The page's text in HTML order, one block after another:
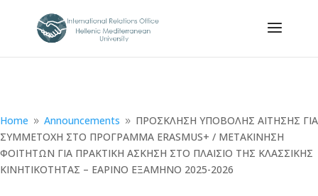
Home 9 Announcements 9 ΠΡΟΣΚΛΗΣΗ ΥΠΟΒΟΛΗΣ ΑΙΤΗΣΗΣ ΓΙΑ
ΣΥΜΜΕΤΟΧΗ ΣΤΟ ΠΡΟΓΡΑΜΜΑ ERASMUS+ / ΜΕΤΑΚΙΝΗΣΗ
ΦΟΙΤΗΤΩΝ ΓΙΑ ΠΡΑΚΤΙΚΗ ΑΣΚΗΣΗ ΣΤO ΠΛΑΙΣΙO ΤΗΣ ΚΛΑΣΣΙΚHΣ
ΚΙΝΗΤΙΚΟΤΗΤΑΣ – ΕΑΡΙΝΟ ΕΞΑΜΗΝΟ 2025-2026